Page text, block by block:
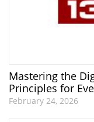
Mastering the
Principles for
February 24, 2026